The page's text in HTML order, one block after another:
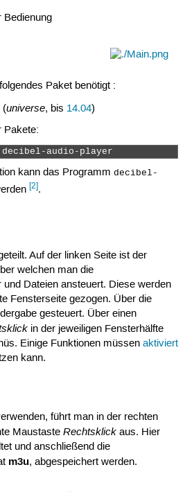
Bedienung
Paket benötigt :
(universe, bis 14.04)
Pakete:
audio-player
kann das Programm decibel-
[2].
Auf der linken Seite ist der
welchen man die
Dateien ansteuert. Diese werden
Fensterseite gezogen. Über die
gesteuert. Über einen
in der jeweiligen Fensterhälfte
Einige Funktionen müssen aktiviert
kann.
führt man in der rechten
Rechtsklickaus. Hier
und anschließend die
m3u, abgespeichert werden.